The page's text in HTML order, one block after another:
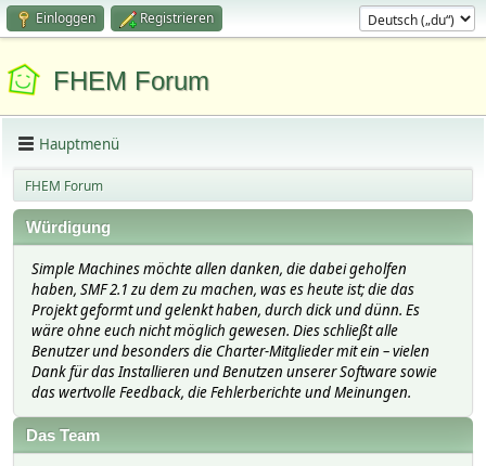
Einloggen Registrieren
FHEM Forum
Hauptmenü
FHEM Forum
Würdigung
Simple Machines möchte allen danken, die dabei geholfen
haben, SMF 2.1 zu dem zu machen, was es heute ist; die das
Projekt geformt und gelenkt haben, durch dick und dünn. Es
wäre ohne euch nicht möglich gewesen. Dies schließt alle
Benutzer und besonders die Charter-Mitglieder mit ein – vielen
Dank für das Installieren und Benutzen unserer Software sowie
das wertvolle Feedback, die Fehlerberichte und Meinungen.
Das Team